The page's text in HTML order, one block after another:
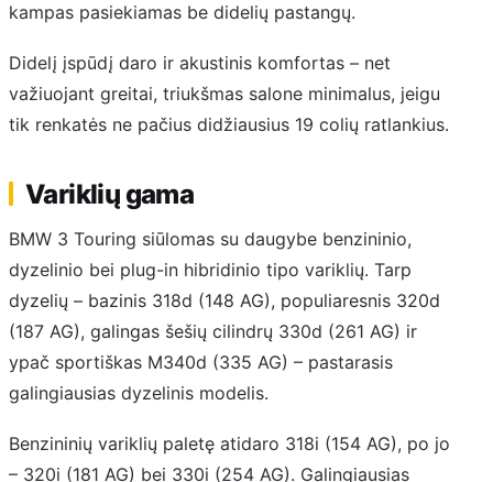
kampas pasiekiamas be didelių pastangų.
Didelį įspūdį daro ir akustinis komfortas – net
važiuojant greitai, triukšmas salone minimalus, jeigu
tik renkatės ne pačius didžiausius 19 colių ratlankius.
Variklių gama
BMW 3 Touring siūlomas su daugybe benzininio,
dyzelinio bei plug-in hibridinio tipo variklių. Tarp
dyzelių – bazinis 318d (148 AG), populiaresnis 320d
(187 AG), galingas šešių cilindrų 330d (261 AG) ir
ypač sportiškas M340d (335 AG) – pastarasis
galingiausias dyzelinis modelis.
Benzininių variklių paletę atidaro 318i (154 AG), po jo
– 320i (181 AG) bei 330i (254 AG). Galingiausias